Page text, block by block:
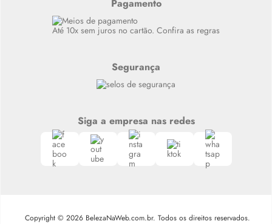
Siga nosso canal no Whatsapp
Pagamento
Até 10x sem juros no cartão. Confira as regras
Segurança
Siga a empresa nas redes
Copyright © 2026 BelezaNaWeb.com.br. Todos os direitos reservados.